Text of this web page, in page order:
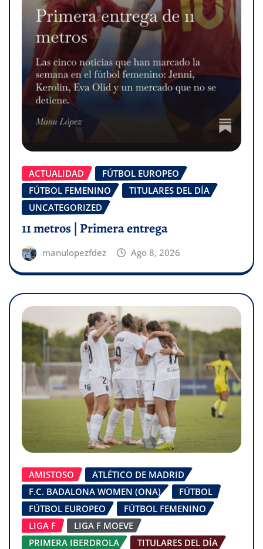
ACTUALIDAD
FÚTBOL EUROPEO
FÚTBOL FEMENINO
TITULARES DEL DÍA
UNCATEGORIZED
11 metros | Primera entrega
manulopezfdez Ago 8, 2026
AMISTOSO
ATLÉTICO DE MADRID
F.C. BADALONA WOMEN (ONA)
FÚTBOL
FÚTBOL EUROPEO
FÚTBOL FEMENINO
LIGA F
LIGA F MOEVE
PRIMERA IBERDROLA
TITULARES DEL DÍA